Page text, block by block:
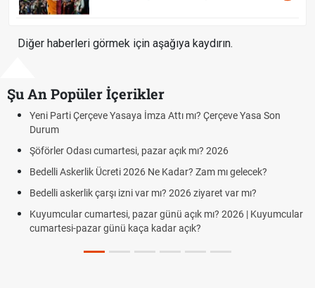
Diğer haberleri görmek için aşağıya kaydırın.
Şu An Popüler İçerikler
Son
Hafta Sonları Yıllık İzinden Sayılır mı? Yıllık İzin
Aras Kargo Cumartesi-pazar açık mı? 2026 Aras Kargo
Cumartesi çalışma saatleri!
Türkiye'de Transfer Dönemi Ne Zaman Başlıyor ve